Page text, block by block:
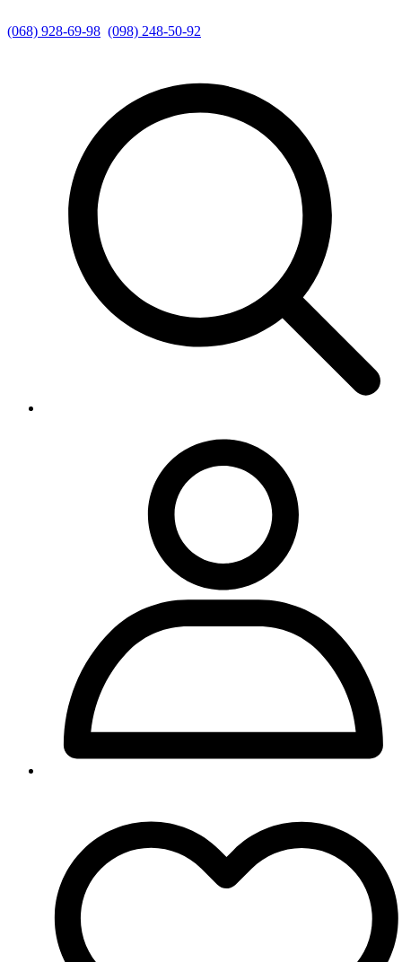
(068) 928-69-98 (098) 248-50-92